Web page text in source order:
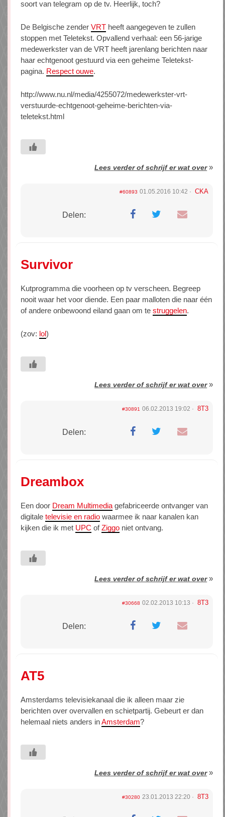
soort van telegram op de tv. Heerlijk, toch?
De Belgische zender VRT heeft aangegeven te zullen
stoppen met Teletekst. Opvallend verhaal: een 56-jarige
medewerkster van de VRT heeft jarenlang berichten naar
haar echtgenoot gestuurd via een geheime Teletekst-
pagina. Respect ouwe.
http://www.nu.nl/media/4255072/medewerkster-vrt-
verstuurde-echtgenoot-geheime-berichten-via-
teletekst.html
Lees verder of schrijf er wat over»
#60893 01.05.2016 10:42 CKA
Delen:
Survivor
Kutprogramma die voorheen op tv verscheen. Begreep
nooit waar het voor diende. Een paar malloten die naar één
of andere onbewoond eiland gaan om te struggelen.
(zov: lol)
Lees verder of schrijf er wat over»
#30891 06.02.2013 19:02 8T3
Delen:
Dreambox
Een door Dream Multimedia gefabriceerde ontvanger van
digitale televisie en radio waarmee ik naar kanalen kan
kijken die ik met UPC ofZiggo niet ontvang.
Lees verder of schrijf er wat over»
#30668 02.02.2013 10:13 8T3
Delen:
AT5
Amsterdams televisiekanaal die ik alleen maar zie
berichten over overvallen en schietpartij. Gebeurt er dan
helemaal niets anders inAmsterdam?
Lees verder of schrijf er wat over»
#30280 23.01.2013 22:20 8T3